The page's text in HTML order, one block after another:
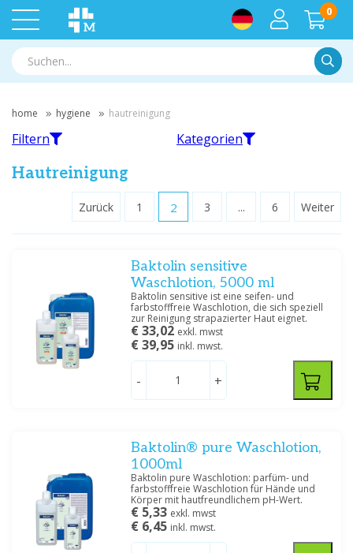
0
home hygiene hautreinigung
Nach Marke filtern
B. Braun(1)
BODE(6)
Braun(5)
Cooper Consumer Health NL BV(1)
Hartmann
Medische Vakhandel
Zeig mehr
Preis
Filtern Kategorien
Hautreinigung
Andere
Hautdesinfektionsmittel
Pflege- und Waschtücher
Zurück 1 2 3 ... 6 Weiter
Baktolin sensitive
Waschlotion, 5000 ml
Baktolin sensitive ist eine seifen- und
farbstofffreie Waschlotion, die sich speziell
zur Reinigung strapazierter Haut eignet.
€ 33,02 exkl. mwst
€ 39,95 inkl. mwst.
- +
Baktolin® pure Waschlotion,
1000ml
Baktolin pure Waschlotion: parfüm- und
farbstofffreie Waschlotion für Hände und
Körper mit hautfreundlichem pH-Wert.
€ 5,33 exkl. mwst
€ 6,45 inkl. mwst.